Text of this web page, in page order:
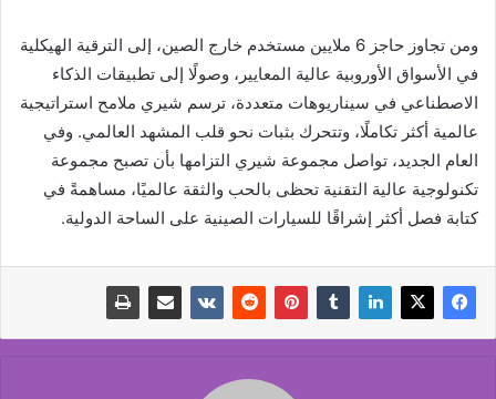
ومن تجاوز حاجز 6 ملايين مستخدم خارج الصين، إلى الترقية الهيكلية
في الأسواق الأوروبية عالية المعايير، وصولًا إلى تطبيقات الذكاء
الاصطناعي في سيناريوهات متعددة، ترسم شيري ملامح استراتيجية
عالمية أكثر تكاملًا، وتتحرك بثبات نحو قلب المشهد العالمي. وفي
العام الجديد، تواصل مجموعة شيري التزامها بأن تصبح مجموعة
تكنولوجية عالية التقنية تحظى بالحب والثقة عالميًا، مساهمةً في
كتابة فصل أكثر إشراقًا للسيارات الصينية على الساحة الدولية.